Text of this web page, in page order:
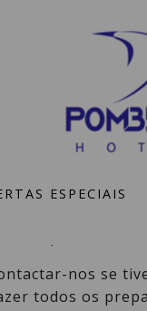
ESPECIAIS
a sua
nos se
todos os